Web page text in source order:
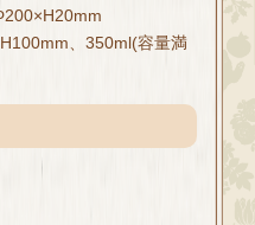
、350ml(容量満